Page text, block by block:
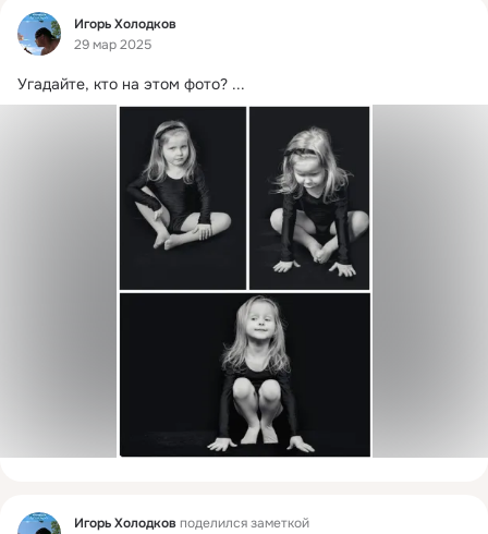
Фид
Игорь Холодков
29 мар 2025
Угадайте, кто на этом фото? ...
Фид Игорь Холодков поделился заметкой